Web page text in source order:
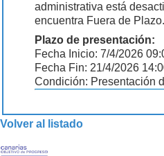
administrativa está
encuentra Fuera de Plazo.
Plazo de presentación:
Fecha Inicio: 7/4/2026
Fecha Fin: 21/4/2026
Condición: Presentación
Volver al listado